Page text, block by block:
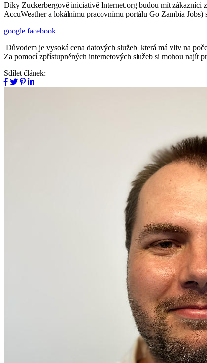
Díky Zuckerbergově iniciativě Internet.org budou mít zákazníci
AccuWeather a lokálnímu pracovnímu portálu Go Zambia
google facebook
Důvodem je vysoká cena datových služeb, která má vliv na
Za pomocí zpřístupněných internetových služeb si mohou najít
Sdílet článek: